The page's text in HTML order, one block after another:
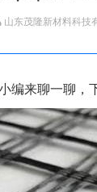
山东茂隆新材料科技
编来聊一聊，